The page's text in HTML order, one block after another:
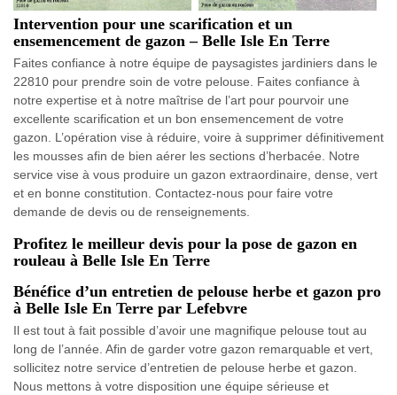
Intervention pour une scarification et un
ensemencement de gazon – Belle Isle En Terre
Faites confiance à notre équipe de paysagistes jardiniers dans le
22810 pour prendre soin de votre pelouse. Faites confiance à
notre expertise et à notre maîtrise de l’art pour pourvoir une
excellente scarification et un bon ensemencement de votre
gazon. L’opération vise à réduire, voire à supprimer définitivement
les mousses afin de bien aérer les sections d’herbacée. Notre
service vise à vous produire un gazon extraordinaire, dense, vert
et en bonne constitution. Contactez-nous pour faire votre
demande de devis ou de renseignements.
Profitez le meilleur devis pour la pose de gazon en
rouleau à Belle Isle En Terre
Bénéfice d’un entretien de pelouse herbe et gazon pro
à Belle Isle En Terre par Lefebvre
Il est tout à fait possible d’avoir une magnifique pelouse tout au
long de l’année. Afin de garder votre gazon remarquable et vert,
sollicitez notre service d’entretien de pelouse herbe et gazon.
Nous mettons à votre disposition une équipe sérieuse et